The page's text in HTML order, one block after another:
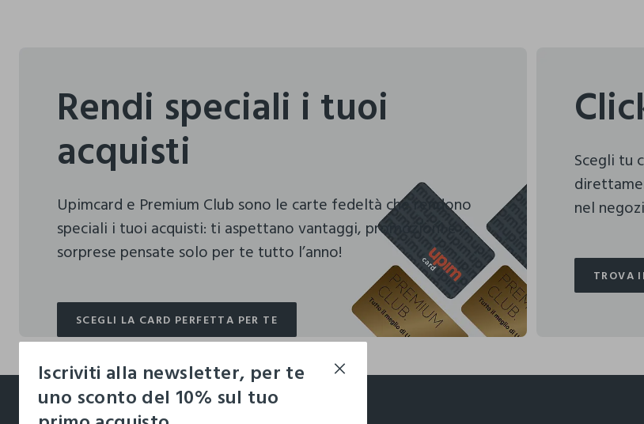
Rendi speciali i tuoi
acquisti
Upimcard e Premium Club sono le carte fedeltà che rendono
speciali i tuoi acquisti: ti aspettano vantaggi, promozioni e
sorprese pensate solo per te tutto l’anno!
SCEGLI LA CARD PERFETTA PER TE
SCEGLI LA CARD PERFETTA PER TE
Scegli tu
nel
TROVA
TROVA
Iscriviti alla newsletter, per te
uno sconto del 10% sul tuo
footer.ariatitle